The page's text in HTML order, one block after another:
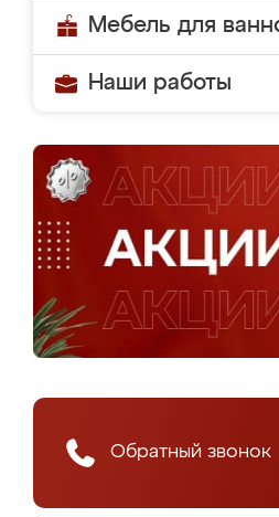
Мебель для
Наши работы
Обратный звонок